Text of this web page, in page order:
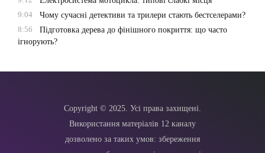
9:04
Чому сучасні детективи та трилери стають бестселерами?
8:56
Підготовка дерева до фінішного покриття: що часто
ігнорують?
Copyright © 2025. Усі права захищені.
Використання матеріалів 12 каналу
дозволено за таких умов: збереження